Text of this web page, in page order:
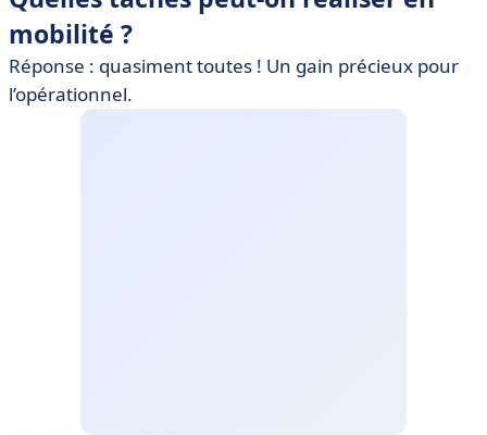
mobilité ?
Réponse : quasiment toutes ! Un gain précieux pour
l’opérationnel.